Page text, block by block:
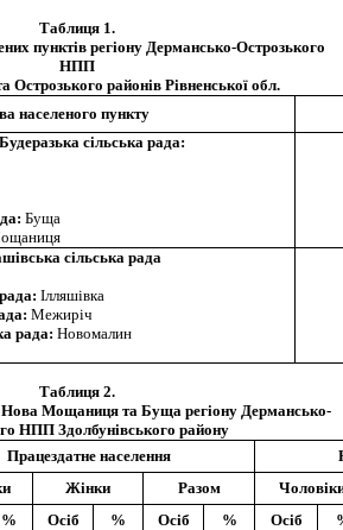
Таблиця 1.
пунктів регіону Дермансько-Острозького
НПП
Острозького районів Рівненської обл.
населеного пункту
сільська рада:
Буща
сільська рада
Ілляшівка
Межиріч
рада: Новомалин
Таблиця 2.
Нова Мощаниця та Буща регіону Дермансько-
НПП Здолбунівського району
Працездатне населення
Жінки Разом
% Осіб % Осіб % Осіб